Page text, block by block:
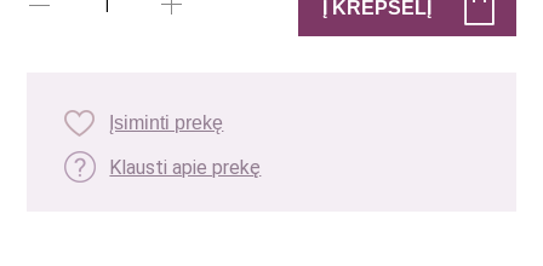
Įsiminti prekę
Klausti apie prekę